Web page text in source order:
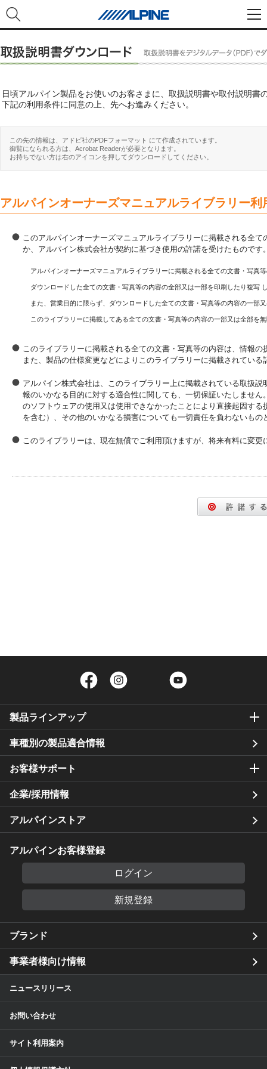
日頃アルパイン製品をお使いのお客さまに、取扱説明書や取付説明書
下記の利用条件に同意の上、先へお進みください。
この先の情報は、アドビ社のPDFフォーマット にて作成されています。
御覧になられる方は、Acrobat Readerが必要となります。
お持ちでない方は右のアイコンを押してダウンロードしてください。
アルパインオーナーズマニュアルライブラリー利
このアルパインオーナーズマニュアルライブラリーに掲載される全
か、アルパイン株式会社が契約に基づき使用の許諾を受けたもので
アルパインオーナーズマニュアルライブラリーに掲載される全ての文書・写真
ダウンロードした全ての文書・写真等の内容の全部又は一部を印刷したり複写
また、営業目的に限らず、ダウンロードした全ての文書・写真等の内容の一
このライブラリーに掲載してある全ての文書・写真等の内容の一部又は全部を
このライブラリーに掲載される全ての文書・写真等の内容は、情報
また、製品の仕様変更などによりこのライブラリーに掲載されてい
アルパイン株式会社は、このライブラリー上に掲載されている取扱
報のいかなる目的に対する適合性に関しても、一切保証いたしませ
のソフトウェアの使用又は使用できなかったことにより直接起因す
を含む）、その他のいかなる損害についても一切責任を負わないもの
このライブラリーは、現在無償でご利用頂けますが、将来有料に変
Facebook Twitter
製品ラインアップ
車種別の製品適合情報
お客様サポート
企業/採用情報
アルパインストア
アルパインお客様登録
ログイン
新規登録
ブランド
事業者様向け情報
ニュースリリース
お問い合わせ
サイト利用案内